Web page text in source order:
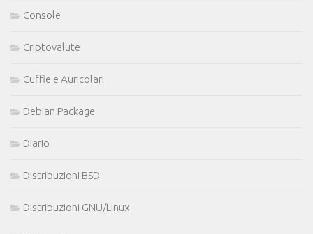
Console
Criptovalute
Cuffie e Auricolari
Debian Package
Diario
Distribuzioni BSD
Distribuzioni GNU/Linux